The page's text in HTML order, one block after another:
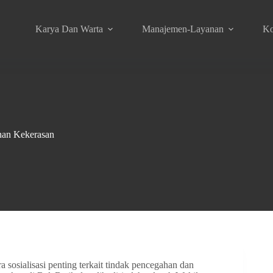
Karya Dan Warta Manajemen-Layanan
Kekerasan
penting terkait tindak pencegahan dan